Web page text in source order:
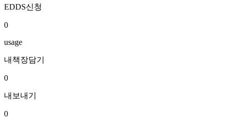
EDDS신청
0
usage
내책장담기
0
내보내기
0